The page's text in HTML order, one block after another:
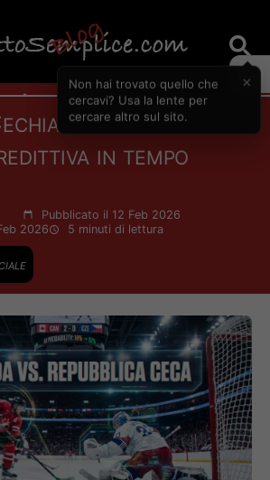
Attualità
tracking ottico
in tempo
Pubblicato il 12 Feb 2026
2026
5 minuti di lettura
Non hai trovato quello che
cercavi? Usa la lente per
cercare altro sul sito.
×